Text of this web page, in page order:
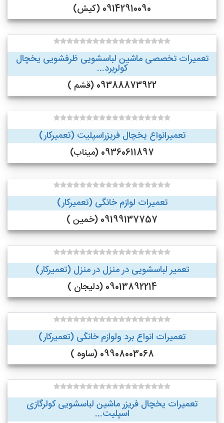
09142910090 (کیش)
تعمیرات تخصصی ماشین لباسشویی ظرفشویی یخچال
کولربرد...
09388873922 (قشم )
تعمیرانواع یخچال فریزراسپلیت (تعمیرکار)
09360611897 (میناب)
تعمیرات لوازم خانگی (تعمیرکار)
09199137757 (خمین )
تعمیر لباسشویی در منزل در منزل (تعمیرکار)
09013892214 (دلیجان )
تعمیرات انواع برد ولوازم خانگی (تعمیرکار)
09908003068 (ساوه )
تعمیرات یخچال فریزر ماشین لباسشویی کولرگازی
اسپلیت...